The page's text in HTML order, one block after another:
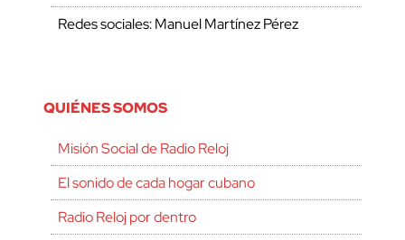
Redes sociales: Manuel Martínez Pérez
QUIÉNES SOMOS
Misión Social de Radio Reloj
El sonido de cada hogar cubano
Radio Reloj por dentro